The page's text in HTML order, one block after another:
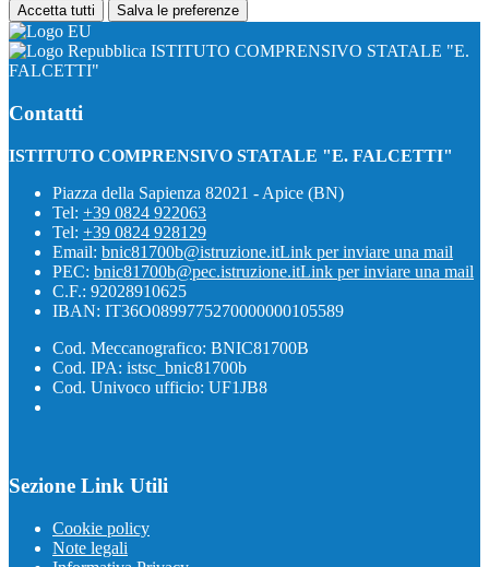
Accetta tutti Salva le preferenze
ISTITUTO COMPRENSIVO STATALE "E.
FALCETTI"
Contatti
ISTITUTO COMPRENSIVO STATALE "E. FALCETTI"
Piazza della Sapienza 82021 - Apice (BN)
Tel: +39 0824 922063
Tel: +39 0824 928129
Email: bnic81700b@istruzione.itLink per inviare una mail
PEC: bnic81700b@pec.istruzione.itLink per inviare una mail
C.F.: 92028910625
IBAN: IT36O0899775270000000105589
Cod. Meccanografico: BNIC81700B
Cod. IPA: istsc_bnic81700b
Cod. Univoco ufficio: UF1JB8
Sezione Link Utili
Cookie policy
Note legali